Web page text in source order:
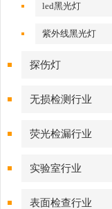
led黑光灯
紫外线黑光灯
探伤灯
无损检测行业
荧光检漏行业
实验室行业
表面检查行业